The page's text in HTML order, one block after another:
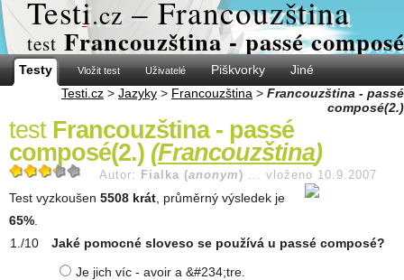
Testi.cz – Francouzština
test Francouzština - passé
Testy Vložit test Uživatelé Piškvorky
Jiné
Testi.cz > Jazyky > Francouzština > Francouzština - passé
composé(2.)
test Francouzština - passé
composé(2.) (Francouzština)
Autor: Fialka (anonym ) ... vloženo 10.9.2007
Test vyzkoušen 5508 krát , průměrný výsledek je
65%
Jaké pomocné sloveso se používá u passé composé?
Je jich víc - avoir a &#234;tre.